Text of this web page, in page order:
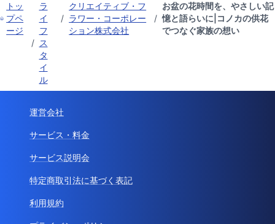
トッ
プペ
ージ
/
ラ
イ
フ
ス
タ
イ
ル
/
クリエイティブ・フ
ラワー・コーポレー
ション株式会社
/
お盆の花時間を、やさしい記
憶と語らいに|コノカの供花
でつなぐ家族の想い
運営会社
サービス・料金
サービス説明会
特定商取引法に基づく表記
利用規約